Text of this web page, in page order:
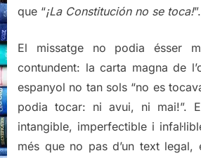
que “¡La Constitución no se toca!”.
El missatge no podia ésser
contundent: la carta magna de
espanyol no tan sols “no es
podia tocar: ni avui, ni mai!”.
intangible, imperfectible i
més que no pas d’un text legal,